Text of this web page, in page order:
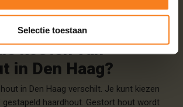
Selectie toestaan
van een zorgeloze
kosten van
in Den Haag?
in Den Haag verschilt. Je kunt kiezen
haardhout. Gestort hout wordt